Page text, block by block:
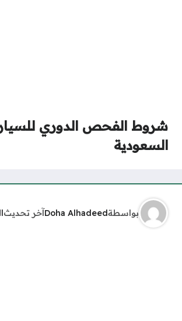
شروط الفحص الدوري
السعودية
بواسطةDoha Alhadeedآخر تحديث